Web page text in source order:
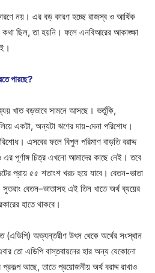
নয়। এর বড় কারণ হচ্ছে রাজস্ব ও আর্থিক
কথা ছিল, তা হয়নি। ফলে এনবিআরের আকাঙ্ক্ষা
পারছে?
খাত বড়ভাবে সামনে আসছে। ভর্তুকি,
একটা, অন্যটা ঋণের দায়-দেনা পরিশোধ।
এসবের ফলে বিপুল পরিমাণ বাড়তি বরাদ্দ
এর পূর্ণাঙ্গ চিত্র এখনো আমাদের কাছে নেই। তবে
প্রায় ৫৫ শতাংশ খরচ হয়ে যাবে। বেতন-ভাতা
বেতন–ভাতাসহ এই তিন খাতে অর্থ ব্যয়ের
হাতে থাকবে।
(এডিপি) অভ্যন্তরীণ উৎস থেকে অর্থের সংস্থান
তো এডিপি বাস্তবায়নের হার অন্য যেকোনো
আছে, তাতে প্রয়োজনীয় অর্থ বরাদ্দ রাখাও